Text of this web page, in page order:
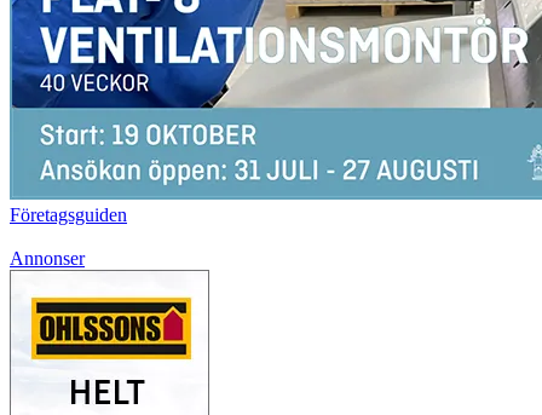
Företagsguiden
Annonser